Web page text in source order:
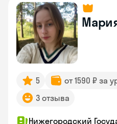
5 от 1590 ₽ за
3 отзыва
Нижегородский